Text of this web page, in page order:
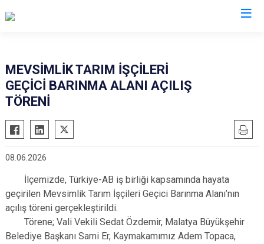
Akçadağ
Arguvan
Doğanşehir
Doğanyol
Hekimhan
Yeşilyurt
MEVSİMLİK TARIM İŞÇİLERİ
GEÇİCİ BARINMA ALANI AÇILIŞ
TÖRENİ
08.06.2026
İlçemizde, Türkiye-AB iş birliği kapsamında hayata
geçirilen Mevsimlik Tarım İşçileri Geçici Barınma Alanı’nın
açılış töreni gerçekleştirildi.
Törene; Vali Vekili Sedat Özdemir, Malatya Büyükşehir
Belediye Başkanı Sami Er, Kaymakamımız Adem Topaca,